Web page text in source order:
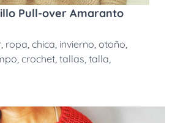
Pull-over Amaranto
, ropa, chica, invierno, otoño,
, crochet, tallas, talla,